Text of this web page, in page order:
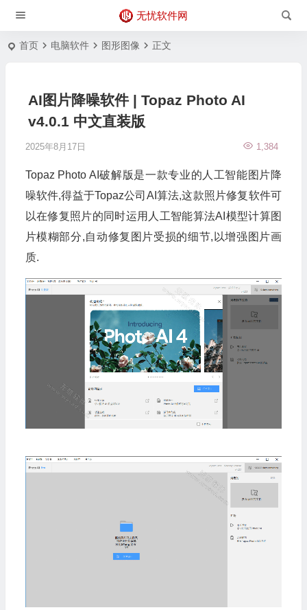
无忧软件网
首页 电脑软件 图形图像 正文
AI图片降噪软件 | Topaz Photo AI
v4.0.1 中文直装版
2025年8月17日 1,384
Topaz Photo AI破解版是一款专业的人工智能图片降
噪软件,得益于Topaz公司AI算法,这款照片修复软件可
以在修复照片的同时运用人工智能算法AI模型计算图
片模糊部分,自动修复图片受损的细节,以增强图片画
质.